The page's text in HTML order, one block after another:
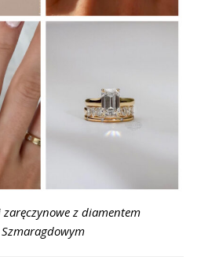
zaręczynowe z diamentem
Szmaragdowym